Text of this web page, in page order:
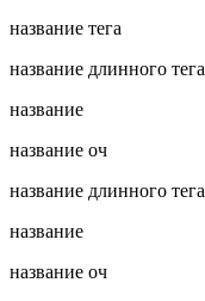
название тега
название длинного тега
название
название оч
название длинного тега
название
название оч